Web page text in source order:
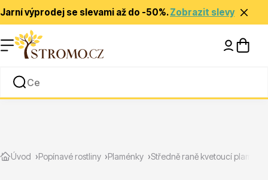
Jarní výprodej se slevami až do -50%.Zobrazit slevy
Rady a tipy
Zlevněné
Úvod Popínavé rostliny Plaménky Středně raně kvetoucí